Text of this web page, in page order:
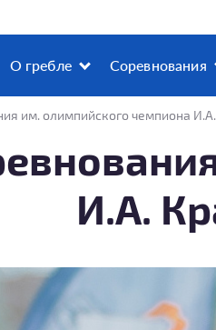
О гребле Соревнования
им. олимпийского чемпиона
И.А.